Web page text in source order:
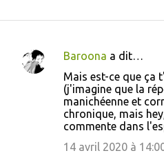
C
Baroona a dit…
Mais est-ce que ça
(j'imagine que la
manichéenne et
chronique, mais
commente dans
14 avril 2020 à